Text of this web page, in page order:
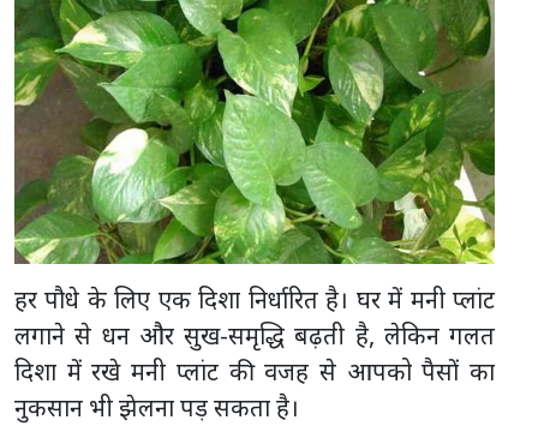
हर पौधे के लिए एक दिशा निर्धारित है। घर में मनी प्लांट
लगाने से धन और सुख-समृद्धि बढ़ती है, लेकिन गलत
दिशा में रखे मनी प्लांट की वजह से आपको पैसों का
नुकसान भी झेलना पड़ सकता है।